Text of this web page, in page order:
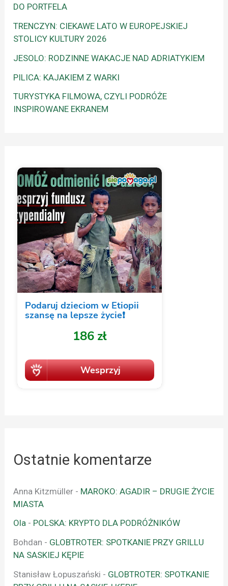
DO PORTFELA
TRENCZYN: CIEKAWE LATO W EUROPEJSKIEJ
STOLICY KULTURY 2026
JESOLO: RODZINNE WAKACJE NAD ADRIATYKIEM
PILICA: KAJAKIEM Z WARKI
TURYSTYKA FILMOWA, CZYLI PODRÓŻE
INSPIROWANE EKRANEM
Ostatnie komentarze
Anna Kitzmüller - MAROKO: AGADIR – DRUGIE ŻYCIE
MIASTA
Ola - POLSKA: KRYPTO DLA PODRÓŻNIKÓW
Bohdan - GLOBTROTER: SPOTKANIE PRZY GRILLU
NA SASKIEJ KĘPIE
Stanisław Łopuszański - GLOBTROTER: SPOTKANIE